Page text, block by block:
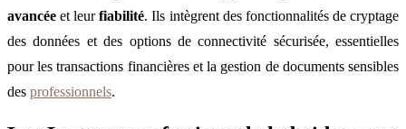
avancée et leurfiabilité. Ils intègrent des fonctionnalités de cryptage
des données et des options de connectivité sécurisée, essentielles
pour les transactions financières et la gestion de documents sensibles
des professionnels.